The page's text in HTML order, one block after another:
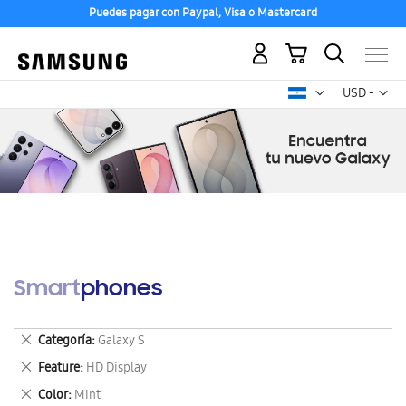
Puedes pagar con Paypal, Visa o Mastercard
USD -
dólar
Mi carrito
Smartphones
Categoría Galaxy S
Eliminar
este
artículo
Feature HD Display
Eliminar
este
Color Mint
Eliminar